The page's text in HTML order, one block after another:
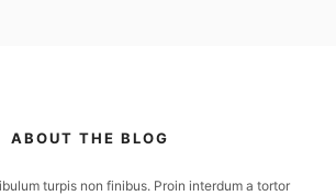
ABOUT THE BLOG
turpis non finibus. Proin interdum a tortor